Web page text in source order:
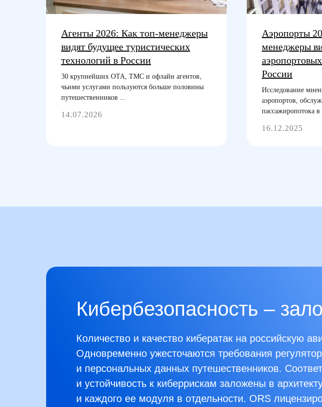
Агенты 2026: Как топ-менеджеры
видят будущее туристических
технологий в России
30 крупнейших ОТА, ТМС и офлайн агентов,
чьими услугами пользуются больше половины
путешественников ...
14.07.2026
Аэропорты
менеджеры
России
Исследование
аэропортов,
пассажиропотока в
16.12.2025
Кибербезопасность –
Количество и качество кибератак на российскую
Одновременно ужесточаются требования
и персональных данных путешественников.
и устойчивость к киберрискам заложены в
и каждого ее модуля в отдельности. ORS